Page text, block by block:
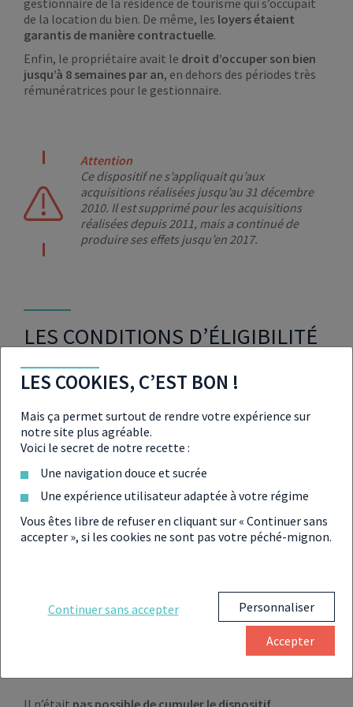
gestionnaire de la résidence de tourisme qui s’occupait
de la location du bien. De même, les loyers étaient
garantis de manière contractuelle.
Enfin, le propriétaire avait le droit d’occuper son bien
jusqu’à 8 semaines par an, en dehors des périodes très
rémunératrices pour le gestionnaire.
Attention
Ce dispositif ne s’appliquait qu’aux
acquisitions réalisées jusqu’au 31 décembre
2010. Il est supprimé pour les acquisitions
réalisées depuis 2011, mais a continué de
produire ses effets jusqu’en 2017.
LES CONDITIONS D’ÉLIGIBILITÉ
À LA LOI DEMESSINE
Pour bénéficier de l’avantage fiscal offert par le
dispositif Demessine, l’investisseur devait
plusieurs conditions:
Acheter unbien dans une résidence de tourisme
classée dans une Z.R.R(Zone de Revitalisation
S’engager àlouer son bien non-meublé pendant
Mettre lelogement en location durant le mois qui
Il n’était pas possible de cumuler le dispositif
LES COOKIES, C’EST BON !
Mais ça permet surtout de rendre votre expérience sur
notre site plus agréable.
Voici le secret de notre recette :
Une navigation douce et sucrée
Une expérience utilisateur adaptée à votre régime
Vous êtes libre de refuser en cliquant sur « Continuer sans
accepter », si les cookies ne sont pas votre péché-mignon.
Continuer sans accepter Personnaliser
Accepter